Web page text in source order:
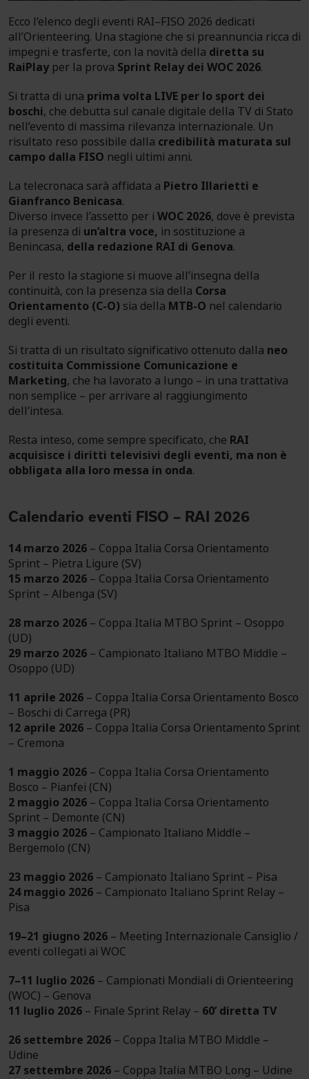
Ecco l’elenco degli eventi RAI–FISO 2026 dedicati
all’Orienteering. Una stagione che si preannuncia ricca di
impegni e trasferte, con la novità della diretta su
RaiPlay per la prova Sprint Relay dei WOC 2026.
Si tratta di una prima volta LIVE per lo sport dei
boschi, che debutta sul canale digitale della TV di Stato
nell’evento di massima rilevanza internazionale. Un
risultato reso possibile dalla credibilità maturata sul
campo dalla FISO negli ultimi anni.
La telecronaca sarà affidata a Pietro Illarietti e
Gianfranco Benicasa.
Diverso invece l’assetto per i WOC 2026, dove è prevista
la presenza di un’altra voce, in sostituzione a
Benincasa, della redazione RAI di Genova.
Per il resto la stagione si muove all’insegna della
continuità, con la presenza sia della Corsa
Orientamento (C-O) sia della MTB-O nel calendario
degli eventi.
Si tratta di un risultato significativo ottenuto dalla neo
costituita Commissione Comunicazione e
Marketing, che ha lavorato a lungo – in una trattativa
non semplice – per arrivare al raggiungimento
dell’intesa.
Resta inteso, come sempre specificato, che RAI
acquisisce i diritti televisivi degli eventi, ma non è
obbligata alla loro messa in onda.
Calendario eventi FISO – RAI 2026
14 marzo 2026 – Coppa Italia Corsa Orientamento
Sprint – Pietra Ligure (SV)
15 marzo 2026 – Coppa Italia Corsa Orientamento
Sprint – Albenga (SV)
28 marzo 2026 – Coppa Italia MTBO Sprint – Osoppo
(UD)
29 marzo 2026 – Campionato Italiano MTBO Middle –
Osoppo (UD)
11 aprile 2026 – Coppa Italia Corsa Orientamento Bosco
– Boschi di Carrega (PR)
12 aprile 2026 – Coppa Italia Corsa Orientamento Sprint
– Cremona
1 maggio 2026 – Coppa Italia Corsa Orientamento
Bosco – Pianfei (CN)
2 maggio 2026 – Coppa Italia Corsa Orientamento
Sprint – Demonte (CN)
3 maggio 2026 – Campionato Italiano Middle –
Bergemolo (CN)
23 maggio 2026 – Campionato Italiano Sprint – Pisa
24 maggio 2026 – Campionato Italiano Sprint Relay –
Pisa
19–21 giugno 2026 – Meeting Internazionale Cansiglio /
eventi collegati ai WOC
7–11 luglio 2026 – Campionati Mondiali di Orienteering
(WOC) – Genova
11 luglio 2026 – Finale Sprint Relay – 60’ diretta TV
26 settembre 2026 – Coppa Italia MTBO Middle –
Udine
27 settembre 2026 – Coppa Italia MTBO Long – Udine